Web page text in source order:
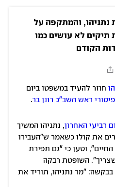
הפרקליטות: "גם תפירת תיקים לא עושים כמו
הקודם
חוזר להעיד במשפטו ביום
ראש השב"כ רונן בר.
רביעי האחרון, נתניהו המשיך
את קולו כשאמר ש"העבירו
החיים", וטען כי "גם תפירת
השופטת רבקה
"מר נתניהו, תוריד את